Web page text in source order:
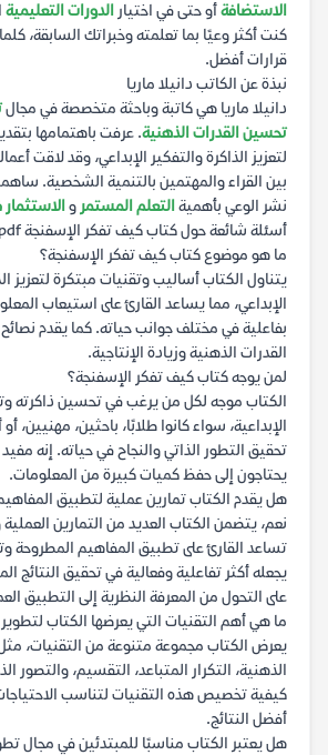
الاستضافةأو حتى في اختيار الدورات التعليمية
كنت أكثر وعيًا بما تعلمته وخبراتك السابقة،
قرارات أفضل.
نبذة عن الكاتب دانيلا ماريا
دانيلا ماريا هي كاتبة وباحثة متخصصة في مجال
تحسين القدرات الذهنية. عرفت باهتمامها
لتعزيز الذاكرة والتفكير الإبداعي، وقد لاقت
بين القراء والمهتمين بالتنمية الشخصية.
نشر الوعي بأهميةالتعلم المستمر و
أسئلة شائعة حول كتاب كيف تفكر الإسفنجة pdf
ما هو موضوع كتاب كيف تفكر الإسفنجة؟
يتناول الكتاب أساليب وتقنيات مبتكرة لتعزيز
الإبداعي، مما يساعد القارئ على استيعاب
بفاعلية في مختلف جوانب حياته. كما يقدم
القدرات الذهنية وزيادة الإنتاجية.
لمن يوجه كتاب كيف تفكر الإسفنجة؟
الكتاب موجه لكل من يرغب في تحسين ذاكرته
الإبداعية، سواء كانوا طلابًا، باحثين،
تحقيق التطور الذاتي والنجاح في حياته. إنه
يحتاجون إلى حفظ كميات كبيرة من المعلومات.
هل يقدم الكتاب تمارين عملية لتطبيق
نعم، يتضمن الكتاب العديد من التمارين
تساعد القارئ على تطبيق المفاهيم المطروحة
يجعله أكثر تفاعلية وفعالية في تحقيق النتائج
على التحول من المعرفة النظرية إلى التطبيق
ما هي أهم التقنيات التي يعرضها الكتاب لتطوير
يعرض الكتاب مجموعة متنوعة من التقنيات،
الذهنية، التكرار المتباعد، التقسيم، والتصور
كيفية تخصيص هذه التقنيات لتناسب
أفضل النتائج.
هل يعتبر الكتاب مناسبًا للمبتدئين في مجال